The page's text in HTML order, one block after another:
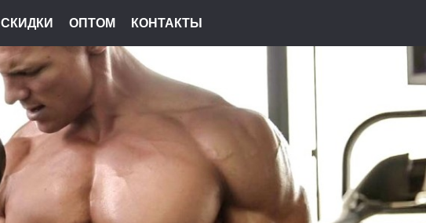
СКИДКИ ОПТОМ КОНТАКТЫ